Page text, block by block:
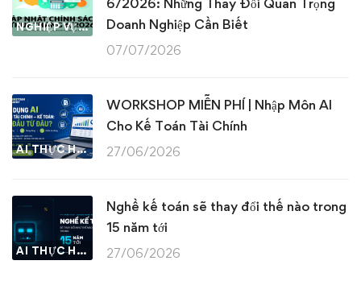
NGHIỆP VỤ KẾ TOÁN & THUẾ
6/2026: Những Thay Đổi Quan Trọng
Doanh Nghiệp Cần Biết
07/07/2026
AI THỰC HÀNH
WORKSHOP MIỄN PHÍ | Nhập Môn AI
Cho Kế Toán Tài Chính
27/06/2026
AI THỰC HÀNH
Nghề kế toán sẽ thay đổi thế nào trong
15 năm tới
27/06/2026